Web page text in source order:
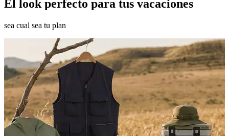
El look perfecto para tus vacaciones
sea cual sea tu plan